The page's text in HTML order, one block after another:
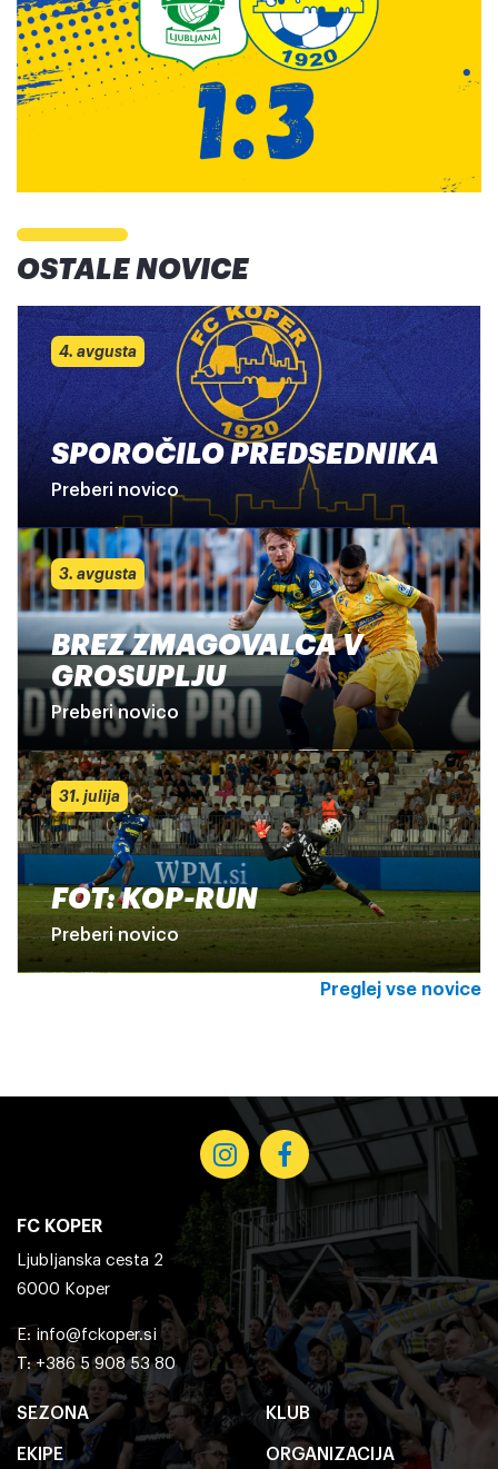
OSTALE NOVICE
4. avgusta
SPOROČILO PREDSEDNIKA
Preberi novico
3. avgusta
BREZ ZMAGOVALCA V
GROSUPLJU
Preberi novico
31. julija
FOT: KOP-RUN
Preberi novico
Preglej vse novice
SEZONA
EKIPE
KLUB
ORGANIZACIJA
FC KOPER
Ljubljanska cesta 2
6000 Koper
E: info@fckoper.si
T: +386 5 908 53 80